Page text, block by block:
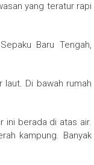
yang teratur rapi
Baru Tengah,
laut. Di bawah rumah
ini berada di atas air.
kampung. Banyak